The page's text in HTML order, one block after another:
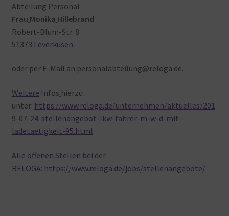
Abteilung Personal
Frau Monika Hillebrand
Robert-Blum-Str. 8
51373 Leverkusen
oder per E-Mail an personalabteilung@reloga.de.
Weitere Infos hierzu
unter: https://www.reloga.de/unternehmen/aktuelles/201
9-07-24-stellenangebot-lkw-fahrer-m-w-d-mit-
ladetaetigkeit-95.html
Alle offenen Stellen bei der
RELOGA: https://www.reloga.de/jobs/stellenangebote/